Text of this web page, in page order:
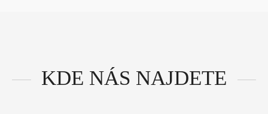
KDE NÁS NAJDETE